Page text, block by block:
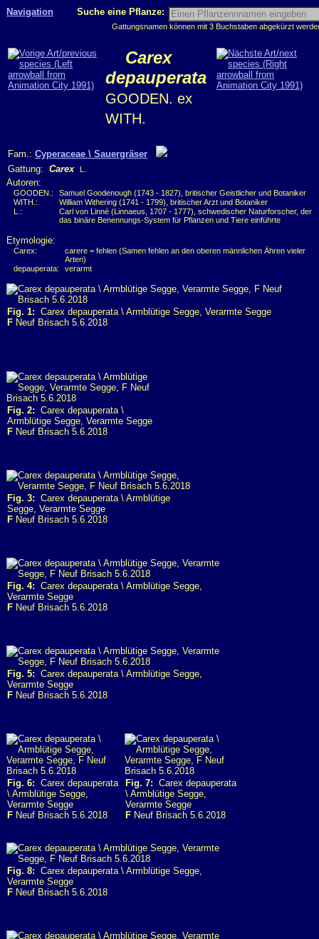
Navigation Suche eine Pflanze:
Gattungsnamen können mit 3 Buchstaben abgekürzt
Carex
depauperata
GOODEN. ex
WITH.
Fam.: Cyperaceae \ Sauergräser
Gattung: Carex L.
Autoren:
GOODEN.:
Samuel Goodenough (1743 - 1827), britischer Geistlicher und Botaniker
WITH.:
William Withering (1741 - 1799), britischer Arzt und Botaniker
L.:
Carl von Linné (Linnaeus, 1707 - 1777), schwedischer Naturforscher, der
das binäre Benennungs-System für Pflanzen und Tiere einführte
Etymologie:
Carex:
carere = fehlen (Samen fehlen an den oberen männlichen Ähren vieler
Arten)
depauperata:
verarmt
Fig. 1: Carex depauperata \ Armblütige Segge, Verarmte Segge
F Neuf Brisach 5.6.2018
Fig. 2: Carex depauperata \
Armblütige Segge, Verarmte Segge
F Neuf Brisach 5.6.2018
Fig. 3: Carex depauperata \ Armblütige
Segge, Verarmte Segge
F Neuf Brisach 5.6.2018
Fig. 4: Carex depauperata \ Armblütige Segge,
Verarmte Segge
F Neuf Brisach 5.6.2018
Fig. 5: Carex depauperata \ Armblütige Segge,
Verarmte Segge
F Neuf Brisach 5.6.2018
Fig. 6: Carex depauperata
\ Armblütige Segge,
Verarmte Segge
F Neuf Brisach 5.6.2018
Fig. 7: Carex depauperata
\ Armblütige Segge,
Verarmte Segge
F Neuf Brisach 5.6.2018
Fig. 8: Carex depauperata \ Armblütige Segge,
Verarmte Segge
F Neuf Brisach 5.6.2018